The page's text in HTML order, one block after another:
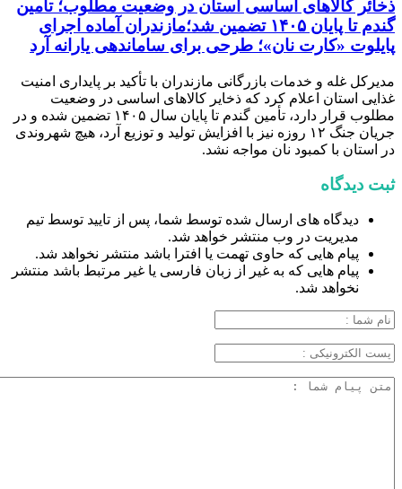
ذخائر کالاهای اساسی استان در وضعیت مطلوب؛ تأمین
گندم تا پایان ۱۴۰۵ تضمین شد؛مازندران آماده اجرای
پایلوت «کارت نان»؛ طرحی برای ساماندهی یارانه آرد
مدیرکل غله و خدمات بازرگانی مازندران با تأکید بر پایداری امنیت
غذایی استان اعلام کرد که ذخایر کالاهای اساسی در وضعیت
مطلوب قرار دارد، تأمین گندم تا پایان سال ۱۴۰۵ تضمین شده و در
جریان جنگ ۱۲ روزه نیز با افزایش تولید و توزیع آرد، هیچ شهروندی
در استان با کمبود نان مواجه نشد.
ثبت دیدگاه
دیدگاه های ارسال شده توسط شما، پس از تایید توسط تیم
مدیریت در وب منتشر خواهد شد.
پیام هایی که حاوی تهمت یا افترا باشد منتشر نخواهد شد.
پیام هایی که به غیر از زبان فارسی یا غیر مرتبط باشد منتشر
نخواهد شد.